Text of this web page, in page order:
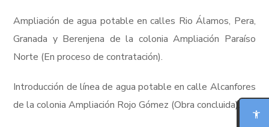
Ampliación de agua potable en calles Rio Álamos, Pera,
Granada y Berenjena de la colonia Ampliación Paraíso
Norte (En proceso de contratación).
Introducción de línea de agua potable en calle Alcanfores
de la colonia Ampliación Rojo Gómez (Obra concluida).
LECTURA PARA DISLEXIA